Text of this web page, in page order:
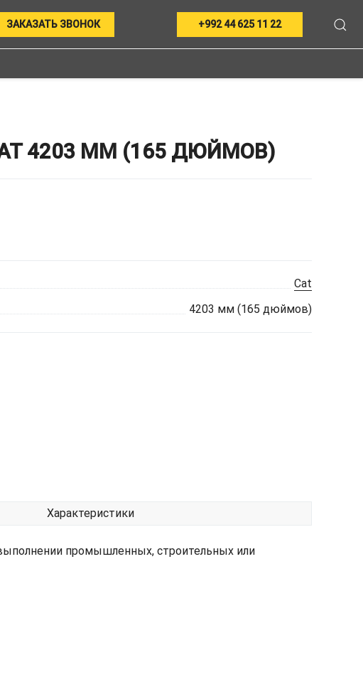
ЗАКАЗАТЬ ЗВОНОК +992 44 625 11 22
4203 ММ (165 ДЮЙМОВ)
Cat
4203 мм (165 дюймов)
Характеристики
промышленных, строительных или